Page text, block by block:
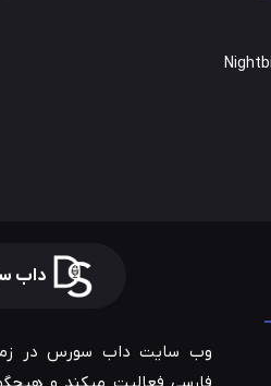
داب
وب سایت داب سورس در